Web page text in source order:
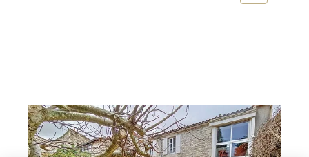
LUCON 85
160 m2, 7 pièces
Ref : 1075